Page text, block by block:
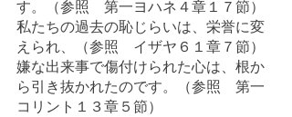
す。（参照　第一ヨハネ４章１７節）
私たちの過去の恥じらいは、栄誉に変
えられ、（参照　イザヤ６１章７節）
嫌な出来事で傷付けられた心は、根か
ら引き抜かれたのです。（参照　第一
コリント１３章５節）